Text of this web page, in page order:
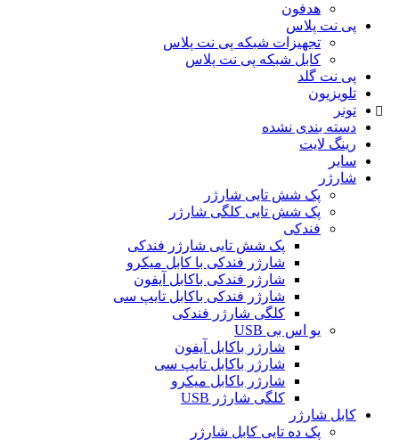
هدفون
پی نت پلاس
تجهیزات شبکه پی نت پلاس
کابل شبکه پی نت پلاس
پی نت گلد
تلویزیون
تونر
دسته بندی نشده
رینگ لایت
سایر
شارژر
پک شش تایی شارژر
پک شش تایی کلگی شارژر
فندکی
پک شش تایی شارژر فندکی
شارژر فندکی با کابل میکرو
شارژر فندکی باکابل آیفون
شارژر فندکی باکابل تایپ سی
کلگی شارژر فندکی
یو اس بی USB
شارژر باکابل آیفون
شارژر باکابل تایپ سی
شارژر باکابل میکرو
کلگی شارژر USB
کابل شارژر
پک ده تایی کابل شارژر